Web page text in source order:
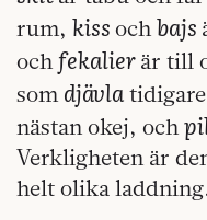
rum, kiss och bajs
och fekalier är till
som djävla
nästan okej, och
Verkligheten är
helt olika